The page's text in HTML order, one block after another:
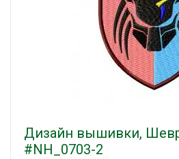
Дизайн вышивки,
#NH_0703-2